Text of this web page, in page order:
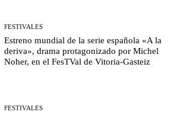
FESTIVALES
Estreno mundial de la serie española «A la
deriva», drama protagonizado por Michel
Noher, en el FesTVal de Vitoria-Gasteiz
FESTIVALES